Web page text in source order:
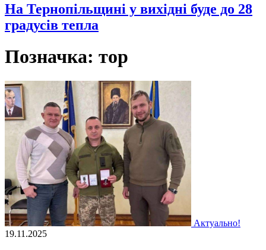
На Тернопільщині у вихідні буде до 28
градусів тепла
Позначка: тор
Актуально!
19.11.2025